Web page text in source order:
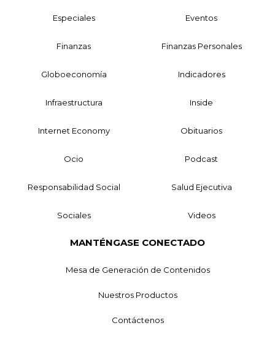
Especiales Eventos
Finanzas Finanzas Personales
Globoeconomía Indicadores
Infraestructura Inside
Internet Economy Obituarios
Ocio Podcast
Responsabilidad Social Salud Ejecutiva
Sociales Videos
MANTÉNGASE CONECTADO
Mesa de Generación de Contenidos
Nuestros Productos
Contáctenos